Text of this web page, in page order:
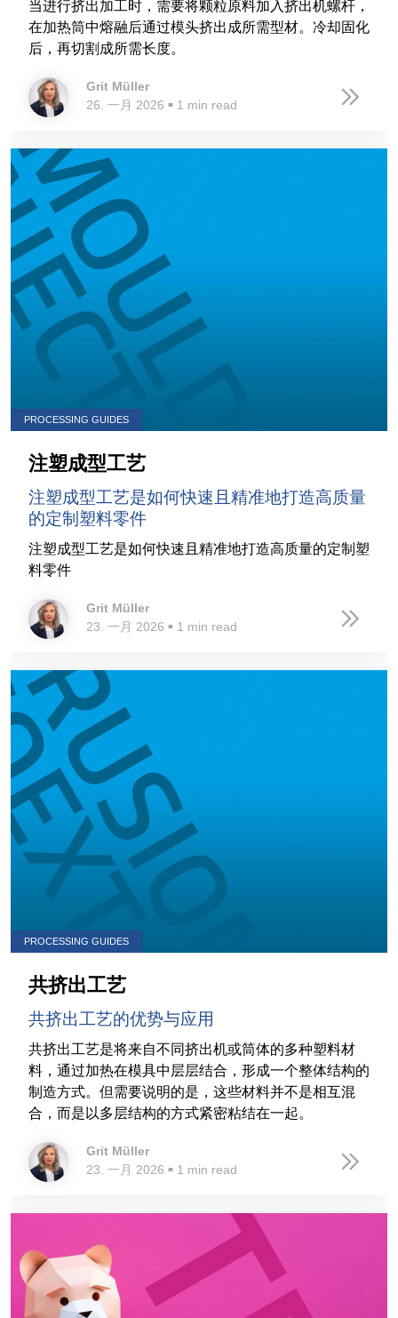
当进行挤出加工时，需要将颗粒原料加入挤出机螺杆，
在加热筒中熔融后通过模头挤出成所需型材。冷却固化
后，再切割成所需长度。
Grit Müller
26. 一月 2026 ■ 1 min read
PROCESSING GUIDES
注塑成型工艺
注塑成型工艺是如何快速且精准地打造高质量
的定制塑料零件
注塑成型工艺是如何快速且精准地打造高质量的定制塑
料零件
Grit Müller
23. 一月 2026 ■ 1 min read
PROCESSING GUIDES
共挤出工艺
共挤出工艺的优势与应用
共挤出工艺是将来自不同挤出机或筒体的多种塑料材
料，通过加热在模具中层层结合，形成一个整体结构的
制造方式。但需要说明的是，这些材料并不是相互混
合，而是以多层结构的方式紧密粘结在一起。
Grit Müller
23. 一月 2026 ■ 1 min read